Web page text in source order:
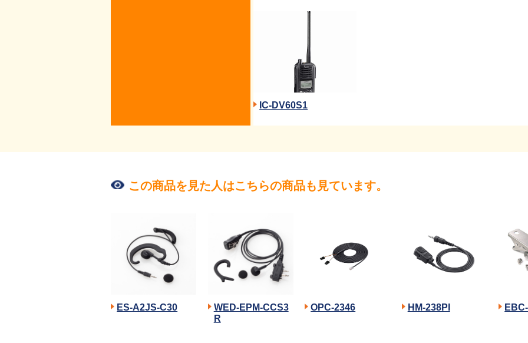
IC-DV60S1
この商品を見た人はこちらの商品も見ています。
ES-A2JS-C30
WED-EPM-CCS3
R
OPC-2346 HM-238PI